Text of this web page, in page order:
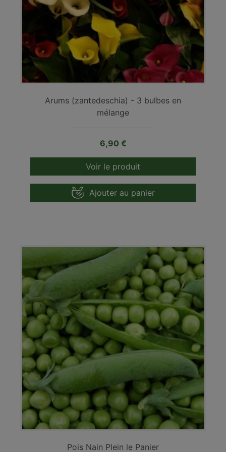
Arums (zantedeschia) - 3 bulbes en
mélange
Prix
6,90 €
Voir le produit
Ajouter au panier
Pois Nain Plein le Panier